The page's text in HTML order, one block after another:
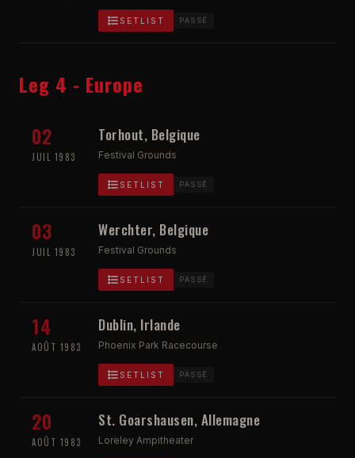
SETLIST PASSÉ
Leg 4 - Europe
02
JUIL 1983
Torhout, Belgique
Festival Grounds
SETLIST PASSÉ
03
JUIL 1983
Werchter, Belgique
Festival Grounds
SETLIST PASSÉ
14
AOÛT 1983
Dublin, Irlande
Phoenix Park Racecourse
SETLIST PASSÉ
20
AOÛT 1983
St. Goarshausen, Allemagne
Loreley Ampitheater